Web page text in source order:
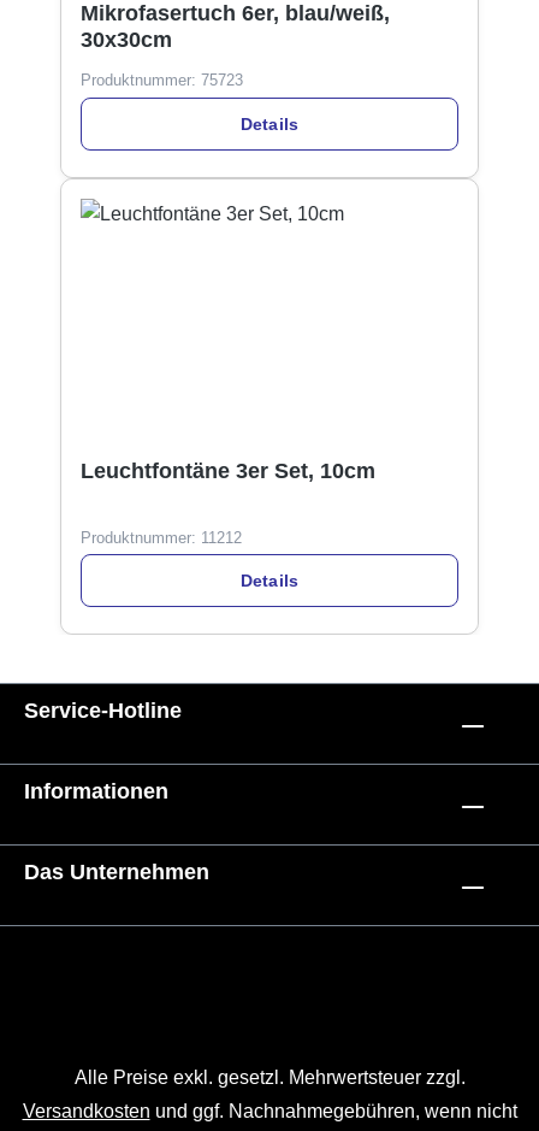
Mikrofasertuch 6er, blau/weiß,
30x30cm
Produktnummer: 75723
Details
Leuchtfontäne 3er Set, 10cm
Produktnummer: 11212
Details
Service-Hotline
Informationen
Das Unternehmen
Alle Preise exkl. gesetzl. Mehrwertsteuer zzgl.
Versandkosten und ggf. Nachnahmegebühren, wenn nicht